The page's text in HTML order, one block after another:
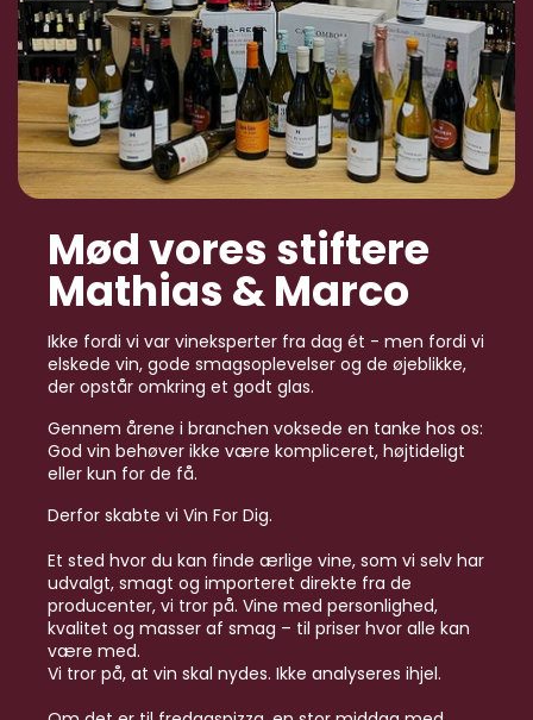
Mød vores stiftere
Mathias & Marco
Ikke fordi vi var vineksperter fra dag ét - men fordi vi
elskede vin, gode smagsoplevelser og de øjeblikke,
der opstår omkring et godt glas.
Gennem årene i branchen voksede en tanke hos os:
God vin behøver ikke være kompliceret, højtideligt
eller kun for de få.
Derfor skabte vi Vin For Dig.
Et sted hvor du kan finde ærlige vine, som vi selv har
udvalgt, smagt og importeret direkte fra de
producenter, vi tror på. Vine med personlighed,
kvalitet og masser af smag – til priser hvor alle kan
være med.
Vi tror på, at vin skal nydes. Ikke analyseres ihjel.